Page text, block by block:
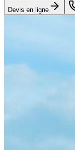
Devis en ligne